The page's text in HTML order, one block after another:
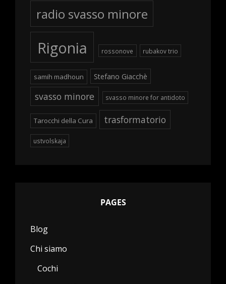
radio svasso minore
Rigonia rossonove rubakov trio
samih madhoun Stefano Giacchè
svasso minore svasso minore for antidoto
Tarocchi della Cura trasformatorio
ustvolskaja
PAGES
Blog
Chi siamo
Cochi